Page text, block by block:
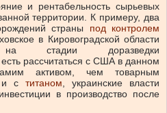
и рентабельность сырьевых
территории. К примеру, два
страны под контролем
в Кировоградской области
стадии доразведки
рассчитаться с США в данном
активом, чем товарным
и с титаном , украинские власти
в производство после